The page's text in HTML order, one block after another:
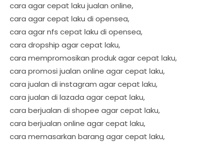
cara agar cepat laku jualan online,
cara agar cepat laku di opensea,
cara agar nfs cepat laku di opensea,
cara dropship agar cepat laku,
cara mempromosikan produk agar cepat laku,
cara promosi jualan online agar cepat laku,
cara jualan di instagram agar cepat laku,
cara jualan di lazada agar cepat laku,
cara berjualan di shopee agar cepat laku,
cara berjualan online agar cepat laku,
cara memasarkan barang agar cepat laku,